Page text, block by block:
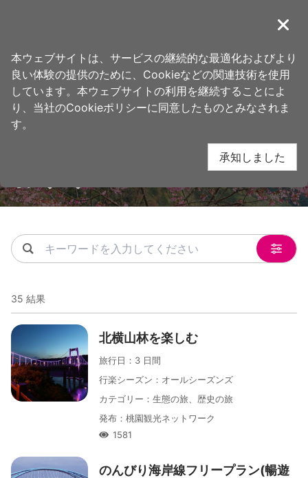
す
る
導覽
ホーム する事
關鍵字
35 結果
北横山林を楽しむ
旅行日 ： 3 日間
行楽シーズン ： オールシーズンズ
カテゴリー ： 生態の旅、歴史の旅
発布 ： 桃園観光ネットワーク
人氣1581
のんびり海岸線フリープラン(暢遊
閉じ
本ウェブサイトは、サービスの継続的な最適化およびより
良い体験の提供のために、Cookieなどの関連技術を使用
しています。本ウェブサイトの利用を継続することによ
り、当社のCookieポリシーに同意したものとみなされま
す。
承知しました